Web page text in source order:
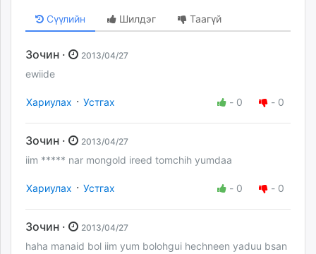
Сүүлийн Шилдэг Таагүй
Зочин · 2013/04/27
ewiide
Хариулах · Устгах - 0 - 0
Зочин · 2013/04/27
iim ***** nar mongold ireed tomchih yumdaa
Хариулах · Устгах - 0 - 0
Зочин · 2013/04/27
haha manaid bol iim yum bolohgui hechneen yaduu bsan